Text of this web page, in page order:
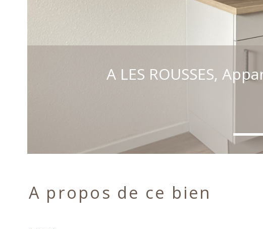
A LES ROUSSES,
A propos de ce bien